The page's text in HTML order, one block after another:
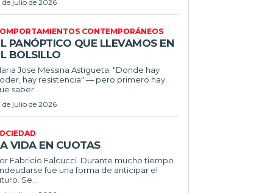
de julio de 2026
CONTEMPORÁNEOS
PANÓPTICO QUE LLEVAMOS EN
BOLSILLO
Jose Messina Astigueta. "Donde hay
hay resistencia" — pero primero hay
saber...
de julio de 2026
VIDA EN CUOTAS
Fabricio Falcucci. Durante mucho tiempo
fue una forma de anticipar el
Se...